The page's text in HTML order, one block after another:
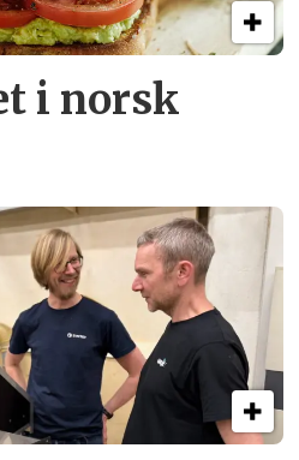
i norsk